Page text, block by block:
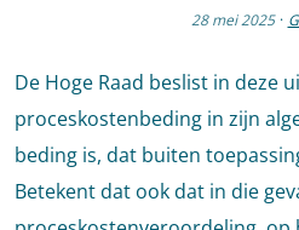
28 mei 2025 ·
De Hoge Raad beslist in deze
proceskostenbeding in zijn
beding is, dat buiten
Betekent dat ook dat in die